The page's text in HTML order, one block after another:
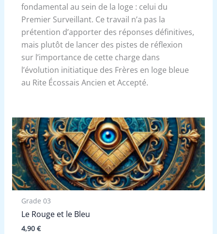
fondamental au sein de la loge : celui du
Premier Surveillant. Ce travail n’a pas la
prétention d’apporter des réponses définitives,
mais plutôt de lancer des pistes de réflexion
sur l’importance de cette charge dans
l’évolution initiatique des Frères en loge bleue
au Rite Écossais Ancien et Accepté.
Grade 03
Le Rouge et le Bleu
4,90 €